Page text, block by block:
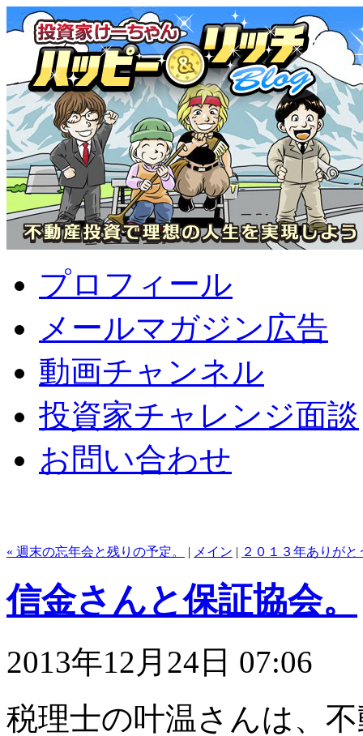
プロフィール
メールマガジン広告
動画チャンネル
投資家チャレンジ面談
お問い合わせ
« 週末の忘年会と残りの予定。 | メイン | ２０１３年ありが
信金さんと保証協会。
2013年12月24日 07:06
税理士の叶温さんは、